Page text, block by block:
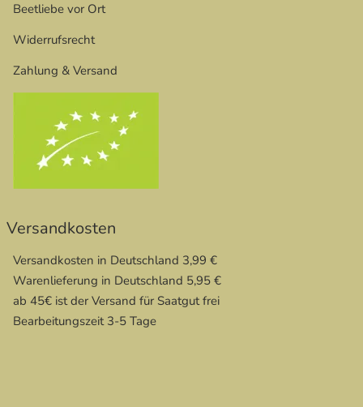
Beetliebe vor Ort
Widerrufsrecht
Zahlung & Versand
Versandkosten
Versandkosten in Deutschland 3,99 €
Warenlieferung in Deutschland 5,95 €
ab 45€ ist der Versand für Saatgut frei
Bearbeitungszeit 3-5 Tage